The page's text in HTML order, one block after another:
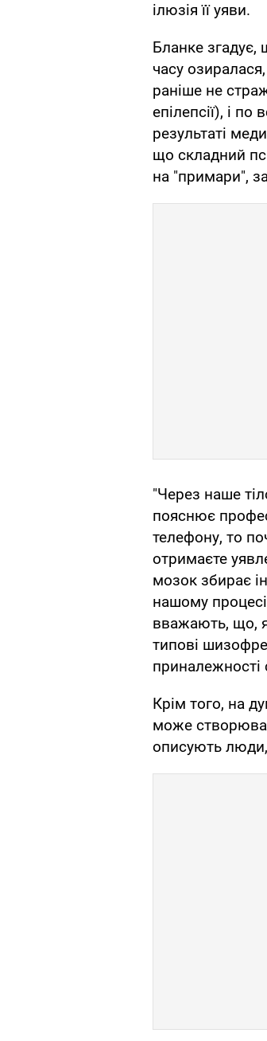
ілюзія її уяви.
Бланке згадує,
часу
раніше не
епілепсії), і
результаті
що складний
на "примари",
"Через наше
пояснює
телефону, то
отримаєте
мозок збирає
нашому
вважають, що,
типові
приналежності
Крім того, на
може
описують